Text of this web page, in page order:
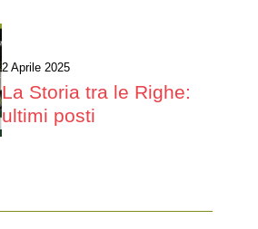
2 Aprile 2025
La Storia tra le Righe:
ultimi posti